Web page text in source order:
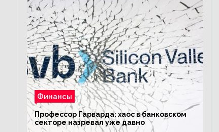
Финансы
Профессор Гарварда: хаос в банковском
секторе назревал уже давно